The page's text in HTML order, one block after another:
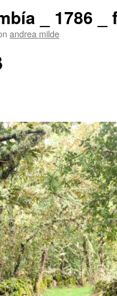
_ 1786 _
andrea milde